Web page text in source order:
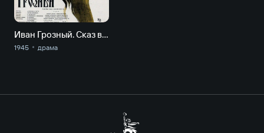
Иван Грозный. Сказ второй: Боярский заговор
1945 драма